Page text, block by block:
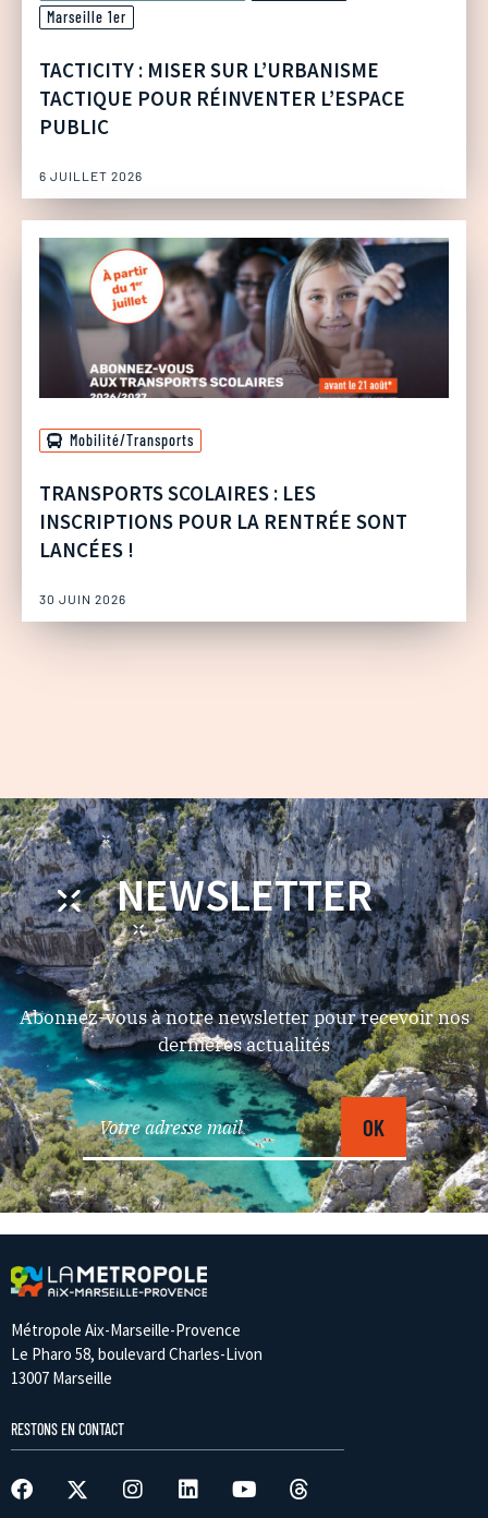
Marseille 1er
TACTICITY : MISER SUR L’URBANISME
TACTIQUE POUR RÉINVENTER L’ESPACE
PUBLIC
6 JUILLET 2026
Mobilité/Transports
TRANSPORTS SCOLAIRES : LES
INSCRIPTIONS POUR LA RENTRÉE SONT
LANCÉES !
30 JUIN 2026
NEWSLETTER
Abonnez-vous à notre newsletter pour recevoir nos
dernières actualités
Métropole Aix-Marseille-Provence
Le Pharo 58, boulevard Charles-Livon
13007 Marseille
RESTONS EN CONTACT